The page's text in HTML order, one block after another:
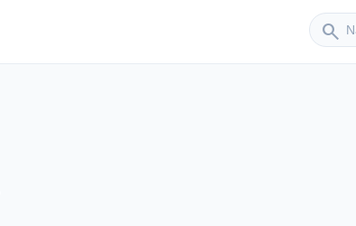
search
Sender